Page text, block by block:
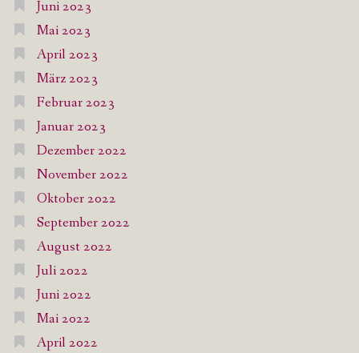
Juni 2023
Mai 2023
April 2023
März 2023
Februar 2023
Januar 2023
Dezember 2022
November 2022
Oktober 2022
September 2022
August 2022
Juli 2022
Juni 2022
Mai 2022
April 2022